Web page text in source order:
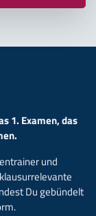
1. Examen, das
und
Du gebündelt